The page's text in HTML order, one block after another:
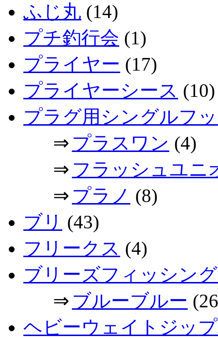
ふじ丸 (14)
プチ釣行会 (1)
プライヤー (17)
プライヤーシース (10)
プラグ用シングルフ
⇒ プラスワン (4)
⇒ フラッシュユニ
⇒ プラノ (8)
ブリ (43)
フリークス (4)
ブリーズフィッシン
⇒ ブルーブルー
ヘビーウェイトジッ